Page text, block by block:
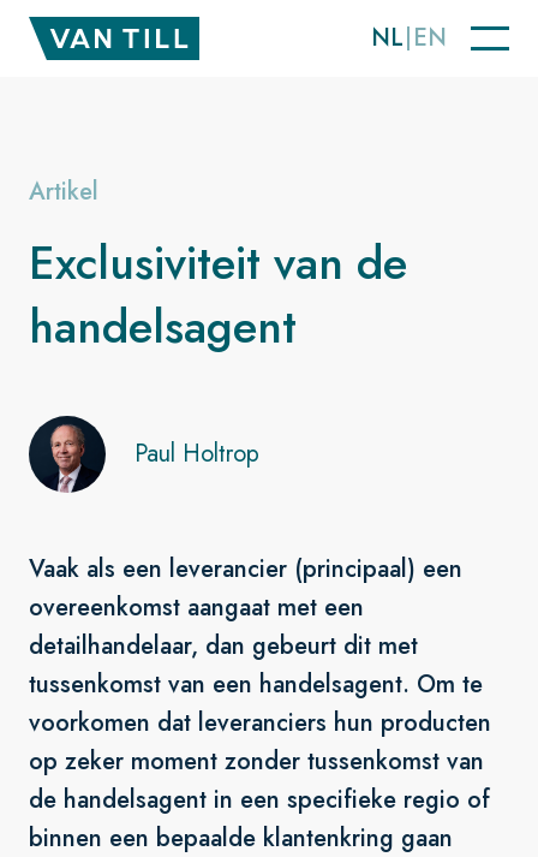
NL EN
Artikel
Exclusiviteit van de
handelsagent
Paul Holtrop
Vaak als een leverancier (principaal) een
overeenkomst aangaat met een
detailhandelaar, dan gebeurt dit met
tussenkomst van een handelsagent. Om te
voorkomen dat leveranciers hun producten
op zeker moment zonder tussenkomst van
de handelsagent in een specifieke regio of
binnen een bepaalde klantenkring gaan